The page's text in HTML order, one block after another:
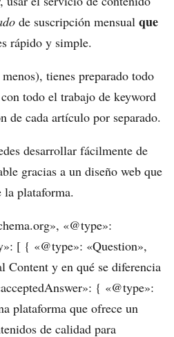
de suscripción mensual que
rápido y simple.
tienes preparado todo
todo el trabajo de keyword
de cada artículo por separado.
desarrollar fácilmente de
gracias a un diseño web que
plataforma.
«@type»:
[ { «@type»: «Question»,
Content y en qué se diferencia
{ «@type»:
plataforma que ofrece un
de calidad para